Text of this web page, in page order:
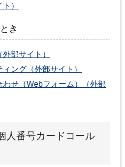
）
き
部サイト）
ィング（外部サイト）
わせ（Webフォーム）（外部
人番号カードコール